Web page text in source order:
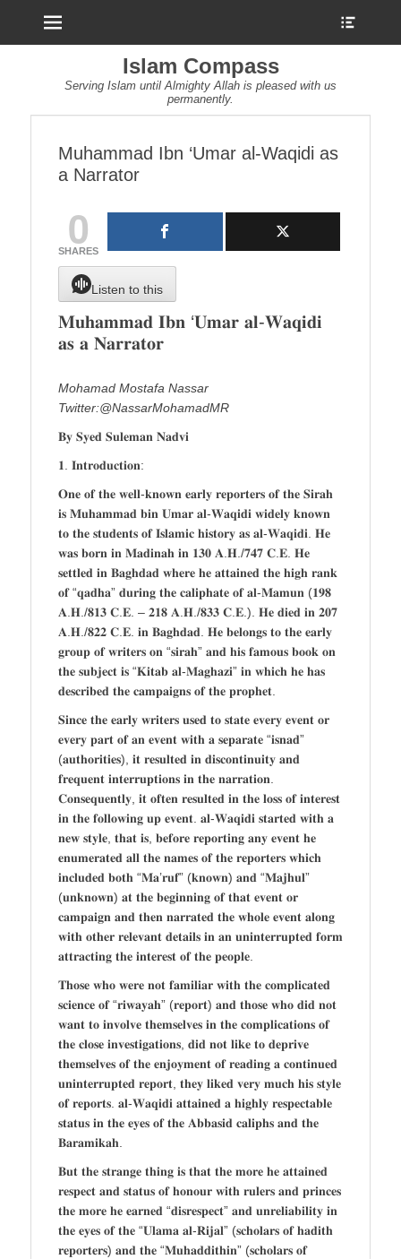
Islam Compass
Serving Islam until Almighty Allah is pleased with us
permanently.
Muhammad Ibn ‘Umar al-Waqidi as
a Narrator
0
SHARES
Listen to this
𝐌𝐮𝐡𝐚𝐦𝐦𝐚𝐝 𝐈𝐛𝐧 ‘𝐔𝐦𝐚𝐫 𝐚𝐥-𝐖𝐚𝐪𝐢𝐝𝐢
𝐚𝐬 𝐚 𝐍𝐚𝐫𝐫𝐚𝐭𝐨𝐫
Mohamad Mostafa Nassar
Twitter:@NassarMohamadMR
𝐁𝐲 𝐒𝐲𝐞𝐝 𝐒𝐮𝐥𝐞𝐦𝐚𝐧 𝐍𝐚𝐝𝐯𝐢
𝟏. 𝐈𝐧𝐭𝐫𝐨𝐝𝐮𝐜𝐭𝐢𝐨𝐧:
𝐎𝐧𝐞 𝐨𝐟 𝐭𝐡𝐞 𝐰𝐞𝐥𝐥-𝐤𝐧𝐨𝐰𝐧 𝐞𝐚𝐫𝐥𝐲 𝐫𝐞𝐩𝐨𝐫𝐭𝐞𝐫𝐬 𝐨𝐟 𝐭𝐡𝐞 𝐒𝐢𝐫𝐚𝐡
𝐢𝐬 𝐌𝐮𝐡𝐚𝐦𝐦𝐚𝐝 𝐛𝐢𝐧 𝐔𝐦𝐚𝐫 𝐚𝐥-𝐖𝐚𝐪𝐢𝐝𝐢 𝐰𝐢𝐝𝐞𝐥𝐲 𝐤𝐧𝐨𝐰𝐧
𝐭𝐨 𝐭𝐡𝐞 𝐬𝐭𝐮𝐝𝐞𝐧𝐭𝐬 𝐨𝐟 𝐈𝐬𝐥𝐚𝐦𝐢𝐜 𝐡𝐢𝐬𝐭𝐨𝐫𝐲 𝐚𝐬 𝐚𝐥-𝐖𝐚𝐪𝐢𝐝𝐢. 𝐇𝐞
𝐰𝐚𝐬 𝐛𝐨𝐫𝐧 𝐢𝐧 𝐌𝐚𝐝𝐢𝐧𝐚𝐡 𝐢𝐧 𝟏𝟑𝟎 𝐀.𝐇./𝟕𝟒𝟕 𝐂.𝐄. 𝐇𝐞
𝐬𝐞𝐭𝐭𝐥𝐞𝐝 𝐢𝐧 𝐁𝐚𝐠𝐡𝐝𝐚𝐝 𝐰𝐡𝐞𝐫𝐞 𝐡𝐞 𝐚𝐭𝐭𝐚𝐢𝐧𝐞𝐝 𝐭𝐡𝐞 𝐡𝐢𝐠𝐡 𝐫𝐚𝐧𝐤
𝐨𝐟 “𝐪𝐚𝐝𝐡𝐚” 𝐝𝐮𝐫𝐢𝐧𝐠 𝐭𝐡𝐞 𝐜𝐚𝐥𝐢𝐩𝐡𝐚𝐭𝐞 𝐨𝐟 𝐚𝐥-𝐌𝐚𝐦𝐮𝐧 (𝟏𝟗𝟖
𝐀.𝐇./𝟖𝟏𝟑 𝐂.𝐄. – 𝟐𝟏𝟖 𝐀.𝐇./𝟖𝟑𝟑 𝐂.𝐄.). 𝐇𝐞 𝐝𝐢𝐞𝐝 𝐢𝐧 𝟐𝟎𝟕
𝐀.𝐇./𝟖𝟐𝟐 𝐂.𝐄. 𝐢𝐧 𝐁𝐚𝐠𝐡𝐝𝐚𝐝. 𝐇𝐞 𝐛𝐞𝐥𝐨𝐧𝐠𝐬 𝐭𝐨 𝐭𝐡𝐞 𝐞𝐚𝐫𝐥𝐲
𝐠𝐫𝐨𝐮𝐩 𝐨𝐟 𝐰𝐫𝐢𝐭𝐞𝐫𝐬 𝐨𝐧 “𝐬𝐢𝐫𝐚𝐡” 𝐚𝐧𝐝 𝐡𝐢𝐬 𝐟𝐚𝐦𝐨𝐮𝐬 𝐛𝐨𝐨𝐤 𝐨𝐧
𝐭𝐡𝐞 𝐬𝐮𝐛𝐣𝐞𝐜𝐭 𝐢𝐬 “𝐊𝐢𝐭𝐚𝐛 𝐚𝐥-𝐌𝐚𝐠𝐡𝐚𝐳𝐢” 𝐢𝐧 𝐰𝐡𝐢𝐜𝐡 𝐡𝐞 𝐡𝐚𝐬
𝐝𝐞𝐬𝐜𝐫𝐢𝐛𝐞𝐝 𝐭𝐡𝐞 𝐜𝐚𝐦𝐩𝐚𝐢𝐠𝐧𝐬 𝐨𝐟 𝐭𝐡𝐞 𝐩𝐫𝐨𝐩𝐡𝐞𝐭.
𝐒𝐢𝐧𝐜𝐞 𝐭𝐡𝐞 𝐞𝐚𝐫𝐥𝐲 𝐰𝐫𝐢𝐭𝐞𝐫𝐬 𝐮𝐬𝐞𝐝 𝐭𝐨 𝐬𝐭𝐚𝐭𝐞 𝐞𝐯𝐞𝐫𝐲 𝐞𝐯𝐞𝐧𝐭 𝐨𝐫
𝐞𝐯𝐞𝐫𝐲 𝐩𝐚𝐫𝐭 𝐨𝐟 𝐚𝐧 𝐞𝐯𝐞𝐧𝐭 𝐰𝐢𝐭𝐡 𝐚 𝐬𝐞𝐩𝐚𝐫𝐚𝐭𝐞 “𝐢𝐬𝐧𝐚𝐝”
(𝐚𝐮𝐭𝐡𝐨𝐫𝐢𝐭𝐢𝐞𝐬), 𝐢𝐭 𝐫𝐞𝐬𝐮𝐥𝐭𝐞𝐝 𝐢𝐧 𝐝𝐢𝐬𝐜𝐨𝐧𝐭𝐢𝐧𝐮𝐢𝐭𝐲 𝐚𝐧𝐝
𝐟𝐫𝐞𝐪𝐮𝐞𝐧𝐭 𝐢𝐧𝐭𝐞𝐫𝐫𝐮𝐩𝐭𝐢𝐨𝐧𝐬 𝐢𝐧 𝐭𝐡𝐞 𝐧𝐚𝐫𝐫𝐚𝐭𝐢𝐨𝐧.
𝐂𝐨𝐧𝐬𝐞𝐪𝐮𝐞𝐧𝐭𝐥𝐲, 𝐢𝐭 𝐨𝐟𝐭𝐞𝐧 𝐫𝐞𝐬𝐮𝐥𝐭𝐞𝐝 𝐢𝐧 𝐭𝐡𝐞 𝐥𝐨𝐬𝐬 𝐨𝐟 𝐢𝐧𝐭𝐞𝐫𝐞𝐬𝐭
𝐢𝐧 𝐭𝐡𝐞 𝐟𝐨𝐥𝐥𝐨𝐰𝐢𝐧𝐠 𝐮𝐩 𝐞𝐯𝐞𝐧𝐭. 𝐚𝐥-𝐖𝐚𝐪𝐢𝐝𝐢 𝐬𝐭𝐚𝐫𝐭𝐞𝐝 𝐰𝐢𝐭𝐡 𝐚
𝐧𝐞𝐰 𝐬𝐭𝐲𝐥𝐞, 𝐭𝐡𝐚𝐭 𝐢𝐬, 𝐛𝐞𝐟𝐨𝐫𝐞 𝐫𝐞𝐩𝐨𝐫𝐭𝐢𝐧𝐠 𝐚𝐧𝐲 𝐞𝐯𝐞𝐧𝐭 𝐡𝐞
𝐞𝐧𝐮𝐦𝐞𝐫𝐚𝐭𝐞𝐝 𝐚𝐥𝐥 𝐭𝐡𝐞 𝐧𝐚𝐦𝐞𝐬 𝐨𝐟 𝐭𝐡𝐞 𝐫𝐞𝐩𝐨𝐫𝐭𝐞𝐫𝐬 𝐰𝐡𝐢𝐜𝐡
𝐢𝐧𝐜𝐥𝐮𝐝𝐞𝐝 𝐛𝐨𝐭𝐡 “𝐌𝐚’𝐫𝐮𝐟” (𝐤𝐧𝐨𝐰𝐧) 𝐚𝐧𝐝 “𝐌𝐚𝐣𝐡𝐮𝐥”
(𝐮𝐧𝐤𝐧𝐨𝐰𝐧) 𝐚𝐭 𝐭𝐡𝐞 𝐛𝐞𝐠𝐢𝐧𝐧𝐢𝐧𝐠 𝐨𝐟 𝐭𝐡𝐚𝐭 𝐞𝐯𝐞𝐧𝐭 𝐨𝐫
𝐜𝐚𝐦𝐩𝐚𝐢𝐠𝐧 𝐚𝐧𝐝 𝐭𝐡𝐞𝐧 𝐧𝐚𝐫𝐫𝐚𝐭𝐞𝐝 𝐭𝐡𝐞 𝐰𝐡𝐨𝐥𝐞 𝐞𝐯𝐞𝐧𝐭 𝐚𝐥𝐨𝐧𝐠
𝐰𝐢𝐭𝐡 𝐨𝐭𝐡𝐞𝐫 𝐫𝐞𝐥𝐞𝐯𝐚𝐧𝐭 𝐝𝐞𝐭𝐚𝐢𝐥𝐬 𝐢𝐧 𝐚𝐧 𝐮𝐧𝐢𝐧𝐭𝐞𝐫𝐫𝐮𝐩𝐭𝐞𝐝 𝐟𝐨𝐫𝐦
𝐚𝐭𝐭𝐫𝐚𝐜𝐭𝐢𝐧𝐠 𝐭𝐡𝐞 𝐢𝐧𝐭𝐞𝐫𝐞𝐬𝐭 𝐨𝐟 𝐭𝐡𝐞 𝐩𝐞𝐨𝐩𝐥𝐞.
𝐓𝐡𝐨𝐬𝐞 𝐰𝐡𝐨 𝐰𝐞𝐫𝐞 𝐧𝐨𝐭 𝐟𝐚𝐦𝐢𝐥𝐢𝐚𝐫 𝐰𝐢𝐭𝐡 𝐭𝐡𝐞 𝐜𝐨𝐦𝐩𝐥𝐢𝐜𝐚𝐭𝐞𝐝
𝐬𝐜𝐢𝐞𝐧𝐜𝐞 𝐨𝐟 “𝐫𝐢𝐰𝐚𝐲𝐚𝐡” (𝐫𝐞𝐩𝐨𝐫𝐭) 𝐚𝐧𝐝 𝐭𝐡𝐨𝐬𝐞 𝐰𝐡𝐨 𝐝𝐢𝐝 𝐧𝐨𝐭
𝐰𝐚𝐧𝐭 𝐭𝐨 𝐢𝐧𝐯𝐨𝐥𝐯𝐞 𝐭𝐡𝐞𝐦𝐬𝐞𝐥𝐯𝐞𝐬 𝐢𝐧 𝐭𝐡𝐞 𝐜𝐨𝐦𝐩𝐥𝐢𝐜𝐚𝐭𝐢𝐨𝐧𝐬 𝐨𝐟
𝐭𝐡𝐞 𝐜𝐥𝐨𝐬𝐞 𝐢𝐧𝐯𝐞𝐬𝐭𝐢𝐠𝐚𝐭𝐢𝐨𝐧𝐬, 𝐝𝐢𝐝 𝐧𝐨𝐭 𝐥𝐢𝐤𝐞 𝐭𝐨 𝐝𝐞𝐩𝐫𝐢𝐯𝐞
𝐭𝐡𝐞𝐦𝐬𝐞𝐥𝐯𝐞𝐬 𝐨𝐟 𝐭𝐡𝐞 𝐞𝐧𝐣𝐨𝐲𝐦𝐞𝐧𝐭 𝐨𝐟 𝐫𝐞𝐚𝐝𝐢𝐧𝐠 𝐚 𝐜𝐨𝐧𝐭𝐢𝐧𝐮𝐞𝐝
𝐮𝐧𝐢𝐧𝐭𝐞𝐫𝐫𝐮𝐩𝐭𝐞𝐝 𝐫𝐞𝐩𝐨𝐫𝐭, 𝐭𝐡𝐞𝐲 𝐥𝐢𝐤𝐞𝐝 𝐯𝐞𝐫𝐲 𝐦𝐮𝐜𝐡 𝐡𝐢𝐬 𝐬𝐭𝐲𝐥𝐞
𝐨𝐟 𝐫𝐞𝐩𝐨𝐫𝐭𝐬. 𝐚𝐥-𝐖𝐚𝐪𝐢𝐝𝐢 𝐚𝐭𝐭𝐚𝐢𝐧𝐞𝐝 𝐚 𝐡𝐢𝐠𝐡𝐥𝐲 𝐫𝐞𝐬𝐩𝐞𝐜𝐭𝐚𝐛𝐥𝐞
𝐬𝐭𝐚𝐭𝐮𝐬 𝐢𝐧 𝐭𝐡𝐞 𝐞𝐲𝐞𝐬 𝐨𝐟 𝐭𝐡𝐞 𝐀𝐛𝐛𝐚𝐬𝐢𝐝 𝐜𝐚𝐥𝐢𝐩𝐡𝐬 𝐚𝐧𝐝 𝐭𝐡𝐞
𝐁𝐚𝐫𝐚𝐦𝐢𝐤𝐚𝐡.
𝐁𝐮𝐭 𝐭𝐡𝐞 𝐬𝐭𝐫𝐚𝐧𝐠𝐞 𝐭𝐡𝐢𝐧𝐠 𝐢𝐬 𝐭𝐡𝐚𝐭 𝐭𝐡𝐞 𝐦𝐨𝐫𝐞 𝐡𝐞 𝐚𝐭𝐭𝐚𝐢𝐧𝐞𝐝
𝐫𝐞𝐬𝐩𝐞𝐜𝐭 𝐚𝐧𝐝 𝐬𝐭𝐚𝐭𝐮𝐬 𝐨𝐟 𝐡𝐨𝐧𝐨𝐮𝐫 𝐰𝐢𝐭𝐡 𝐫𝐮𝐥𝐞𝐫𝐬 𝐚𝐧𝐝 𝐩𝐫𝐢𝐧𝐜𝐞𝐬
𝐭𝐡𝐞 𝐦𝐨𝐫𝐞 𝐡𝐞 𝐞𝐚𝐫𝐧𝐞𝐝 “𝐝𝐢𝐬𝐫𝐞𝐬𝐩𝐞𝐜𝐭” 𝐚𝐧𝐝 𝐮𝐧𝐫𝐞𝐥𝐢𝐚𝐛𝐢𝐥𝐢𝐭𝐲 𝐢𝐧
𝐭𝐡𝐞 𝐞𝐲𝐞𝐬 𝐨𝐟 𝐭𝐡𝐞 “𝐔𝐥𝐚𝐦𝐚 𝐚𝐥-𝐑𝐢𝐣𝐚𝐥” (𝐬𝐜𝐡𝐨𝐥𝐚𝐫𝐬 𝐨𝐟 𝐡𝐚𝐝𝐢𝐭𝐡
𝐫𝐞𝐩𝐨𝐫𝐭𝐞𝐫𝐬) 𝐚𝐧𝐝 𝐭𝐡𝐞 “𝐌𝐮𝐡𝐚𝐝𝐝𝐢𝐭𝐡𝐢𝐧” (𝐬𝐜𝐡𝐨𝐥𝐚𝐫𝐬 𝐨𝐟